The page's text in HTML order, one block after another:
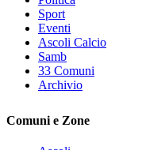
Sport
Eventi
Ascoli Calcio
Samb
33 Comuni
Archivio
Comuni e Zone